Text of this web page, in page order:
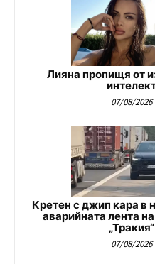
Лияна пропищя от
07/08/2026
Кретен с джип кара в
аварийната лента
„Тракия“
07/08/2026